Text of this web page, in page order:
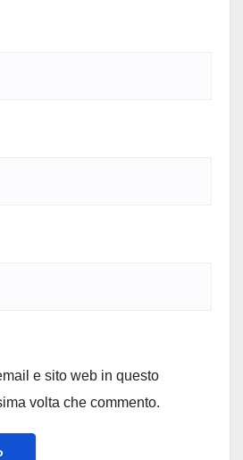
e sito web in questo
volta che commento.